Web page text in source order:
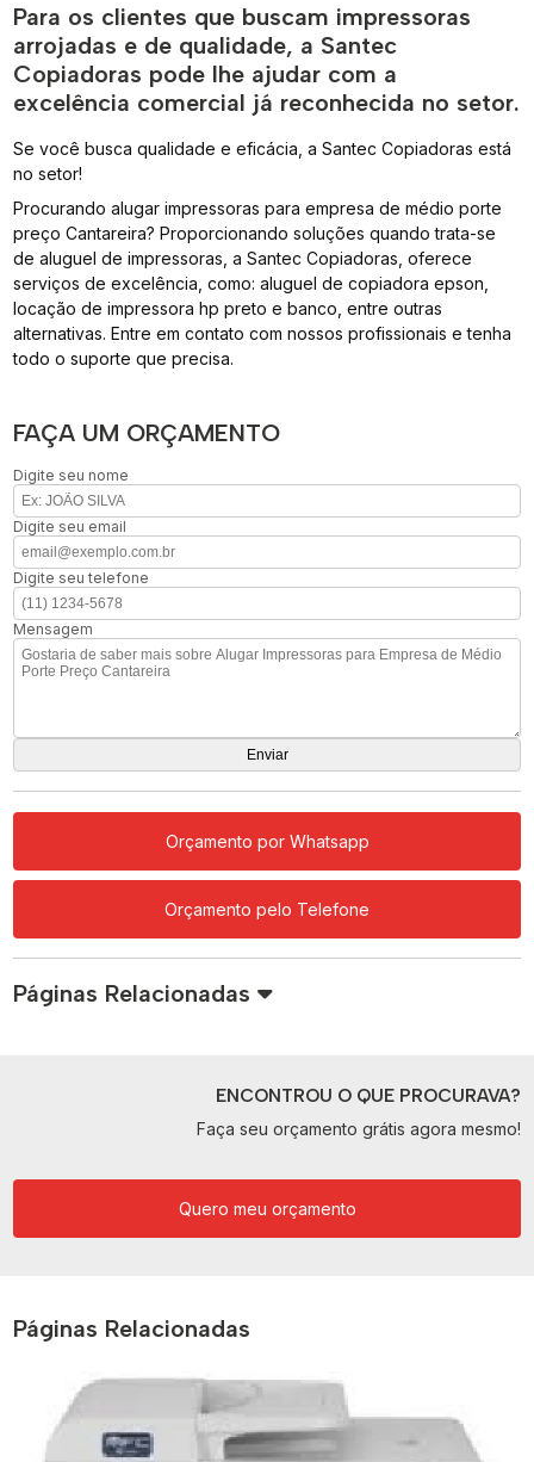
Para os clientes que buscam impressoras
arrojadas e de qualidade, a Santec
Copiadoras pode lhe ajudar com a
excelência comercial já reconhecida no setor.
Se você busca qualidade e eficácia, a Santec Copiadoras está
no setor!
Procurando alugar impressoras para empresa de médio porte
preço Cantareira? Proporcionando soluções quando trata-se
de aluguel de impressoras, a Santec Copiadoras, oferece
serviços de excelência, como: aluguel de copiadora epson,
locação de impressora hp preto e banco, entre outras
alternativas. Entre em contato com nossos profissionais e tenha
todo o suporte que precisa.
FAÇA UM ORÇAMENTO
Digite seu nome
Digite seu email
Digite seu telefone
Mensagem
Orçamento por Whatsapp
Orçamento pelo Telefone
Páginas Relacionadas
ENCONTROU O QUE PROCURAVA?
Faça seu orçamento grátis agora mesmo!
Quero meu orçamento
Páginas Relacionadas